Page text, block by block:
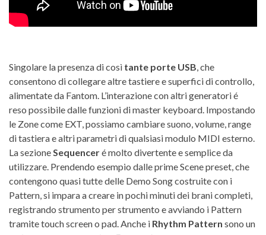
Singolare la presenza di così tante porte USB, che
consentono di collegare altre tastiere e superfici di controllo,
alimentate da Fantom. L’interazione con altri generatori é
reso possibile dalle funzioni di master keyboard. Impostando
le Zone come EXT, possiamo cambiare suono, volume, range
di tastiera e altri parametri di qualsiasi modulo MIDI esterno.
La sezioneSequenceré molto divertente e semplice da
utilizzare. Prendendo esempio dalle prime Scene preset, che
contengono quasi tutte delle Demo Song costruite con i
Pattern, si impara a creare in pochi minuti dei brani completi,
registrando strumento per strumento e avviando i Pattern
tramite touch screen o pad. Anche i Rhythm Pattern sono un